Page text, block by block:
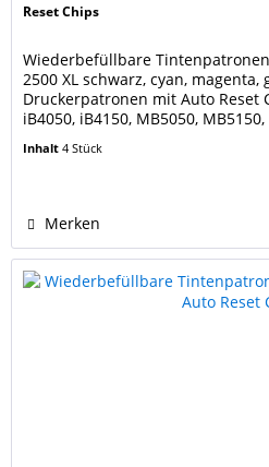
Reset Chips
Wiederbefüllbare Tintenpatronen
2500 XL schwarz, cyan,
Druckerpatronen mit Auto Reset
iB4050, iB4150, MB5050,
2500 XLBK black, XLC cyan, XLM
Inhalt4 Stück
Merken